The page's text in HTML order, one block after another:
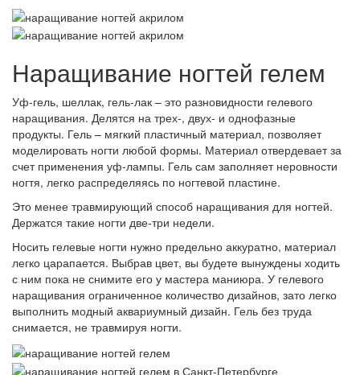
Наращивание ногтей гелем
Уф-гель, шеллак, гель-лак – это разновидности гелевого
наращивания. Делятся на трех-, двух- и однофазные
продукты. Гель – мягкий пластичный материал, позволяет
моделировать ногти любой формы. Материал отвердевает за
счет применения уф-лампы. Гель сам заполняет неровности
ногтя, легко распределяясь по ногтевой пластине.
Это менее травмирующий способ наращивания для ногтей.
Держатся такие ногти две-три недели.
Носить гелевые ногти нужно предельно аккуратно, материал
легко царапается. Выбрав цвет, вы будете вынуждены ходить
с ним пока не снимите его у мастера маниюра. У гелевого
наращивания ограниченное количество дизайнов, зато легко
выполнить модный аквариумный дизайн. Гель без труда
снимается, не травмируя ногти.